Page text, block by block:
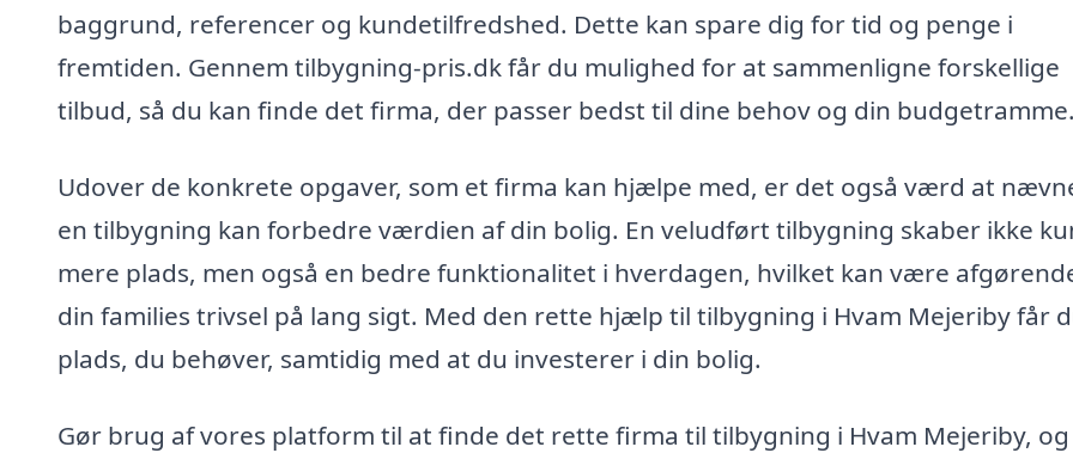
baggrund, referencer og kundetilfredshed. Dette kan spare dig for tid og penge i
fremtiden. Gennem tilbygning-pris.dk får du mulighed for at sammenligne forskellige
tilbud, så du kan finde det firma, der passer bedst til dine behov og din budgetramme.
Udover de konkrete opgaver, som et firma kan hjælpe med, er det også værd at
en tilbygning kan forbedre værdien af din bolig. En veludført tilbygning skaber ikke
mere plads, men også en bedre funktionalitet i hverdagen, hvilket kan være
din families trivsel på lang sigt. Med den rette hjælp til tilbygning i Hvam Mejeriby får
plads, du behøver, samtidig med at du investerer i din bolig.
Gør brug af vores platform til at finde det rette firma til tilbygning i Hvam Mejeriby, og